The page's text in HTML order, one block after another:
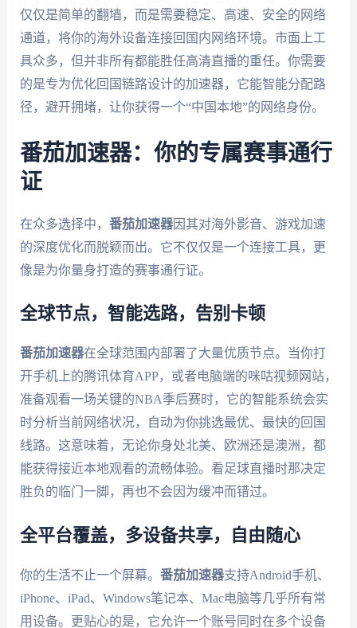
仅仅是简单的翻墙，而是需要稳定、高速、安全的网络
通道，将你的海外设备连接回国内网络环境。市面上工
具众多，但并非所有都能胜任高清直播的重任。你需要
的是专为优化回国链路设计的加速器，它能智能分配路
径，避开拥堵，让你获得一个“中国本地”的网络身份。
番茄加速器：你的专属赛事通行
证
在众多选择中， 番茄加速器因其对海外影音、游戏加速
的深度优化而脱颖而出。它不仅仅是一个连接工具，更
像是为你量身打造的赛事通行证。
全球节点，智能选路，告别卡顿
番茄加速器在全球范围内部署了大量优质节点。当你打
开手机上的腾讯体育APP，或者电脑端的咪咕视频网站，
准备观看一场关键的NBA季后赛时，它的智能系统会实
时分析当前网络状况，自动为你挑选最优、最快的回国
线路。这意味着，无论你身处北美、欧洲还是澳洲，都
能获得接近本地观看的流畅体验。看足球直播时那决定
胜负的临门一脚，再也不会因为缓冲而错过。
全平台覆盖，多设备共享，自由随心
你的生活不止一个屏幕。 番茄加速器支持Android手机、
iPhone、iPad、Windows笔记本、Mac电脑等几乎所有常
用设备。更贴心的是，它允许一个账号同时在多个设备